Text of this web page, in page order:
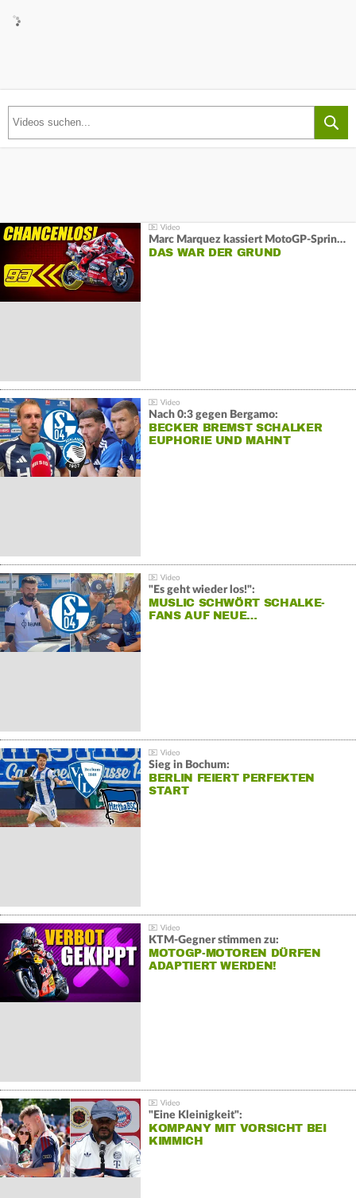
Marc Marquez kassiert MotoGP-Sprint-Schlappe:
DAS WAR DER GRUND
Nach 0:3 gegen Bergamo:
BECKER BREMST SCHALKER
EUPHORIE UND MAHNT
"Es geht wieder los!":
MUSLIC SCHWÖRT SCHALKE-
FANS AUF NEUE…
Sieg in Bochum:
BERLIN FEIERT PERFEKTEN
START
KTM-Gegner stimmen zu:
MOTOGP-MOTOREN DÜRFEN
ADAPTIERT WERDEN!
"Eine Kleinigkeit":
KOMPANY MIT VORSICHT BEI
KIMMICH